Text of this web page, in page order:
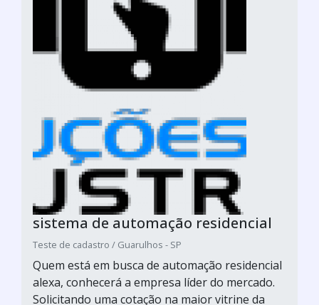
sistema de automação residencial
Teste de cadastro / Guarulhos - SP
Quem está em busca de automação residencial
alexa, conhecerá a empresa líder do mercado.
Solicitando uma cotação na maior vitrine da